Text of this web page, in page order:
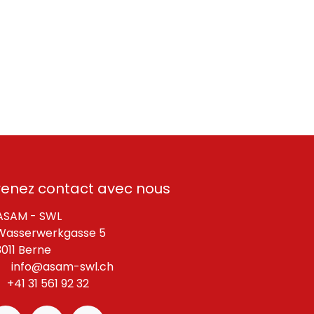
contact avec nous
- SWL
5
Berne
info@asam-swl.ch
+41 31 561 92 32